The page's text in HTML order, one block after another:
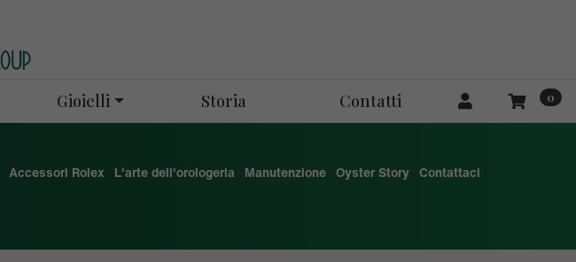
Gioielli Storia Contatti 0
Accessori Rolex L'arte dell'orologeria Manutenzione Oyster Story Contattaci